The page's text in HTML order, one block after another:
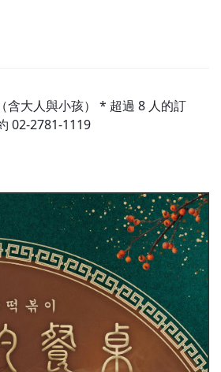
含大人與小孩） * 超過 8 人的訂
02-2781-1119